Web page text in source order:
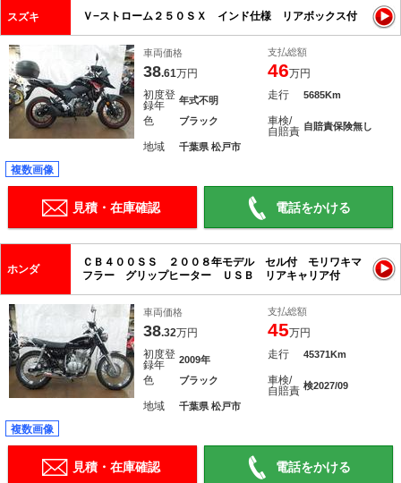
スズキ Ｖ−ストローム２５０ＳＸ インド仕様 リアボックス付
車両価格
38.61万円
支払総額
46万円
初度登
録年
年式不明 走行 5685Km
色 ブラック
車検/
自賠責 自賠責保険無し
地域 千葉県 松戸市
複数画像
見積・在庫確認 電話をかける
ホンダ
ＣＢ４００ＳＳ ２００８年モデル セル付 モリワキマ
フラー グリップヒーター ＵＳＢ リアキャリア付
車両価格
38.32万円
支払総額
45万円
初度登
録年
2009年 走行 45371Km
色 ブラック
車検/
自賠責 検2027/09
地域 千葉県 松戸市
複数画像
見積・在庫確認 電話をかける